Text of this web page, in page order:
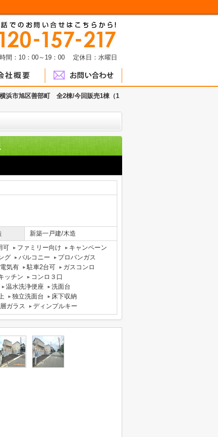
間：10：00～19：00 定休日：水曜日
横浜市旭区善部町 全2棟/今回販売1棟（1
新築一戸建/木造
可
ファミリー向け
キャンペーン
グ
バルコニー
プロパンガス
電気有
駐車2台可
ガスコンロ
ッチン
コンロ３口
温水洗浄便座
洗面台
独立洗面台
床下収納
ガラス
ディンプルキー